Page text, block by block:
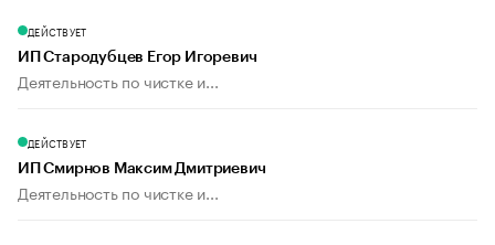
ДЕЙСТВУЕТ
ИП Стародубцев Егор Игоревич
Деятельность по чистке и...
ДЕЙСТВУЕТ
ИП Смирнов Максим Дмитриевич
Деятельность по чистке и...